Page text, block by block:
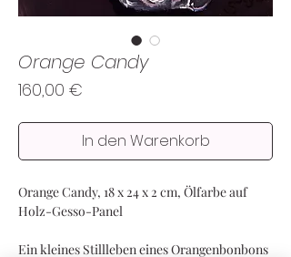
Orange Candy
160,00 €
In den Warenkorb
Orange Candy, 18 x 24 x 2 cm, Ölfarbe auf
Holz-Gesso-Panel
Ein kleines Stillleben eines Orangenbonbons